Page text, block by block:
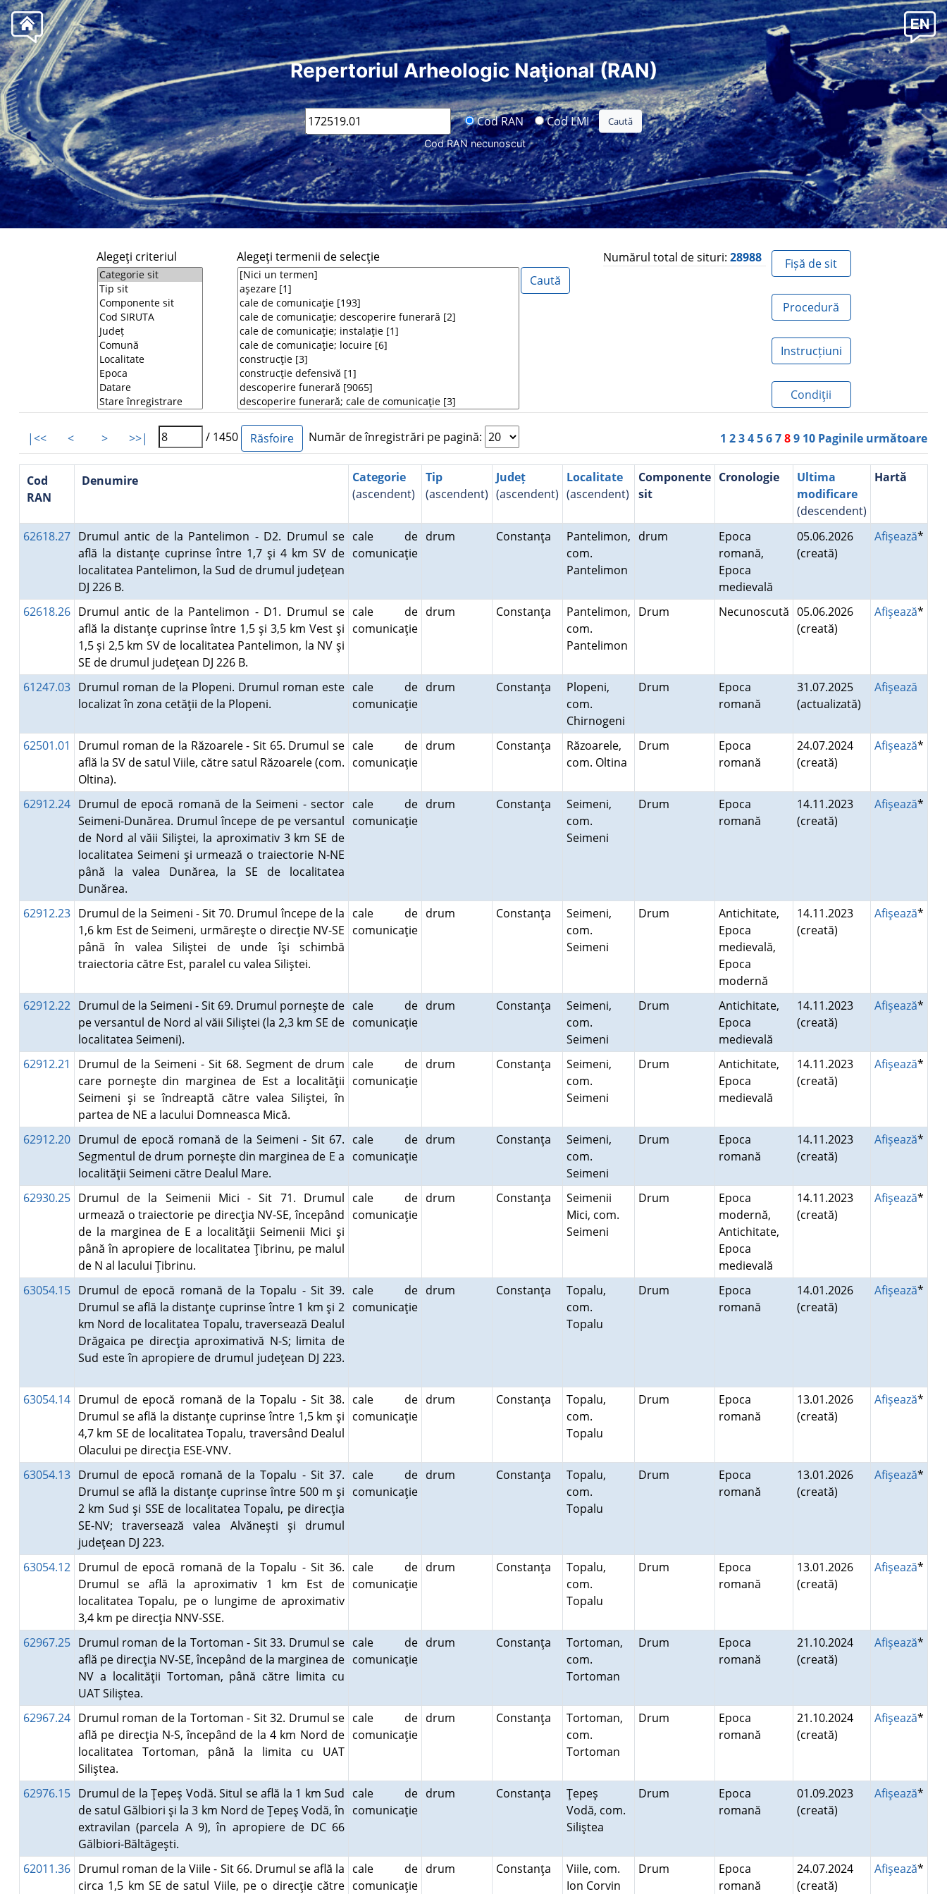
Repertoriul Arheologic Naţional (RAN)
Cod RAN Cod LMI
Cod RAN necunoscut
Alegeţi criteriul Alegeţi termenii de selecţie Numărul total de situri: 28988 Fișă de sit
Procedură
Instrucțiuni
Condiţii
|<< < > >>| / 1450 Număr de înregistrări pe pagină: 1 23456789 10 Paginile următoare
Cod
RAN
Denumire
Categorie
(ascendent)
Tip
(ascendent)
Județ
(ascendent)
Localitate
(ascendent)
Componente
sit
Cronologie
Ultima
modificare
(descendent)
Hartă
62618.27 Drumul antic de la Pantelimon - D2. Drumul se
află la distanţe cuprinse între 1,7 şi 4 km SV de
localitatea Pantelimon, la Sud de drumul judeţean
DJ 226 B.
cale de
comunicaţie
drum Constanţa
Pantelimon,
com.
Pantelimon
drum
Epoca
romană,
Epoca
medievală
05.06.2026
(creată)
Afişează*
62618.26 Drumul antic de la Pantelimon - D1. Drumul se
află la distanţe cuprinse între 1,5 şi 3,5 km Vest şi
1,5 şi 2,5 km SV de localitatea Pantelimon, la NV şi
SE de drumul judeţean DJ 226 B.
cale de
comunicaţie
drum Constanţa
Pantelimon,
com.
Pantelimon
Drum Necunoscută 05.06.2026
(creată)
Afişează*
61247.03 Drumul roman de la Plopeni. Drumul roman este
localizat în zona cetăţii de la Plopeni.
cale de
comunicaţie
drum Constanţa
Plopeni,
com.
Chirnogeni
Drum
Epoca
romană
31.07.2025
(actualizată)
Afişează
62501.01
Drumul roman de la Răzoarele - Sit 65. Drumul se
află la SV de satul Viile, către satul Răzoarele (com.
Oltina).
cale de
comunicaţie
drum Constanţa
Răzoarele,
com. Oltina
Drum
Epoca
romană
24.07.2024
(creată)
Afişează*
62912.24 Drumul de epocă romană de la Seimeni - sector
Seimeni-Dunărea. Drumul începe de pe versantul
de Nord al văii Siliştei, la aproximativ 3 km SE de
localitatea Seimeni şi urmează o traiectorie N-NE
până la valea Dunărea, la SE de localitatea
Dunărea.
cale de
comunicaţie
drum Constanţa
Seimeni,
com.
Seimeni
Drum
Epoca
romană
14.11.2023
(creată)
Afişează*
62912.23 Drumul de la Seimeni - Sit 70. Drumul începe de la
1,6 km Est de Seimeni, urmăreşte o direcţie NV-SE
până în valea Siliştei de unde îşi schimbă
traiectoria către Est, paralel cu valea Siliştei.
cale de
comunicaţie
drum Constanţa
Seimeni,
com.
Seimeni
Drum
Antichitate,
Epoca
medievală,
Epoca
modernă
14.11.2023
(creată)
Afişează*
62912.22 Drumul de la Seimeni - Sit 69. Drumul porneşte de
pe versantul de Nord al văii Siliştei (la 2,3 km SE de
localitatea Seimeni).
cale de
comunicaţie
drum Constanţa
Seimeni,
com.
Seimeni
Drum
Antichitate,
Epoca
medievală
14.11.2023
(creată)
Afişează*
62912.21
Drumul de la Seimeni - Sit 68. Segment de drum
care porneşte din marginea de Est a localităţii
Seimeni şi se îndreaptă către valea Siliştei, în
partea de NE a lacului Domneasca Mică.
cale de
comunicaţie
drum Constanţa
Seimeni,
com.
Seimeni
Drum
Antichitate,
Epoca
medievală
14.11.2023
(creată)
Afişează*
62912.20 Drumul de epocă romană de la Seimeni - Sit 67.
Segmentul de drum porneşte din marginea de E a
localităţii Seimeni către Dealul Mare.
cale de
comunicaţie
drum Constanţa
Seimeni,
com.
Seimeni
Drum
Epoca
romană
14.11.2023
(creată)
Afişează*
62930.25 Drumul de la Seimenii Mici - Sit 71. Drumul
urmează o traiectorie pe direcţia NV-SE, începând
de la marginea de E a localităţii Seimenii Mici şi
până în apropiere de localitatea Ţibrinu, pe malul
de N al lacului Ţibrinu.
cale de
comunicaţie
drum Constanţa
Seimenii
Mici, com.
Seimeni
Drum
Epoca
modernă,
Antichitate,
Epoca
medievală
14.11.2023
(creată)
Afişează*
63054.15 Drumul de epocă romană de la Topalu - Sit 39.
Drumul se află la distanţe cuprinse între 1 km şi 2
km Nord de localitatea Topalu, traversează Dealul
Drăgaica pe direcţia aproximativă N-S; limita de
Sud este în apropiere de drumul judeţean DJ 223.
cale de
comunicaţie
drum Constanţa
Topalu,
com.
Topalu
Drum
Epoca
romană
14.01.2026
(creată)
Afişează*
63054.14 Drumul de epocă romană de la Topalu - Sit 38.
Drumul se află la distanţe cuprinse între 1,5 km şi
4,7 km SE de localitatea Topalu, traversând Dealul
Olacului pe direcţia ESE-VNV.
cale de
comunicaţie
drum Constanţa
Topalu,
com.
Topalu
Drum
Epoca
romană
13.01.2026
(creată)
Afişează*
63054.13 Drumul de epocă romană de la Topalu - Sit 37.
Drumul se află la distanţe cuprinse între 500 m şi
2 km Sud şi SSE de localitatea Topalu, pe direcţia
SE-NV; traversează valea Alvăneşti şi drumul
judeţean DJ 223.
cale de
comunicaţie
drum Constanţa
Topalu,
com.
Topalu
Drum
Epoca
romană
13.01.2026
(creată)
Afişează*
63054.12 Drumul de epocă romană de la Topalu - Sit 36.
Drumul se află la aproximativ 1 km Est de
localitatea Topalu, pe o lungime de aproximativ
3,4 km pe direcţia NNV-SSE.
cale de
comunicaţie
drum Constanţa
Topalu,
com.
Topalu
Drum
Epoca
romană
13.01.2026
(creată)
Afişează*
62967.25 Drumul roman de la Tortoman - Sit 33. Drumul se
află pe direcţia NV-SE, începând de la marginea de
NV a localităţii Tortoman, până către limita cu
UAT Siliştea.
cale de
comunicaţie
drum Constanţa
Tortoman,
com.
Tortoman
Drum
Epoca
romană
21.10.2024
(creată)
Afişează*
62967.24 Drumul roman de la Tortoman - Sit 32. Drumul se
află pe direcţia N-S, începând de la 4 km Nord de
localitatea Tortoman, până la limita cu UAT
Siliştea.
cale de
comunicaţie
drum Constanţa
Tortoman,
com.
Tortoman
Drum
Epoca
romană
21.10.2024
(creată)
Afişează*
62976.15 Drumul de la Ţepeş Vodă. Situl se află la 1 km Sud
de satul Gălbiori şi la 3 km Nord de Ţepeş Vodă, în
extravilan (parcela A 9), în apropiere de DC 66
Gălbiori-Băltăgeşti.
cale de
comunicaţie
drum Constanţa
Ţepeş
Vodă, com.
Siliştea
Drum
Epoca
romană
01.09.2023
(creată)
Afişează*
62011.36 Drumul roman de la Viile - Sit 66. Drumul se află la
circa 1,5 km SE de satul Viile, pe o direcţie către
cale de
comunicaţie
drum Constanţa
Viile, com.
Ion Corvin
Drum
Epoca
romană
24.07.2024
(creată)
Afişează*